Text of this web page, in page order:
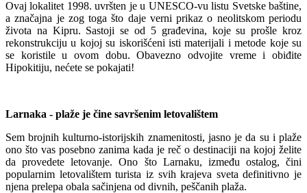
Ovaj lokalitet 1998. uvršten je u UNESCO-vu listu Svetske baštine,
a značajna je zog toga što daje verni prikaz o neolitskom periodu
života na Kipru. Sastoji se od 5 građevina, koje su prošle kroz
rekonstrukciju u kojoj su iskorišćeni isti materijali i metode koje su
se koristile u ovom dobu. Obavezno odvojite vreme i obiđite
Hipokitiju, nećete se pokajati!
Larnaka - plaže je čine savršenim letovalištem
Sem brojnih kulturno-istorijskih znamenitosti, jasno je da su i plaže
ono što vas posebno zanima kada je reč o destinaciji na kojoj želite
da provedete letovanje. Ono što Larnaku, između ostalog, čini
popularnim letovalištem turista iz svih krajeva sveta definitivno je
njena prelepa obala sačinjena od divnih, peščanih plaža.